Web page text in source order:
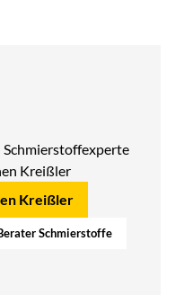
Kreißler
Schmierstoffe